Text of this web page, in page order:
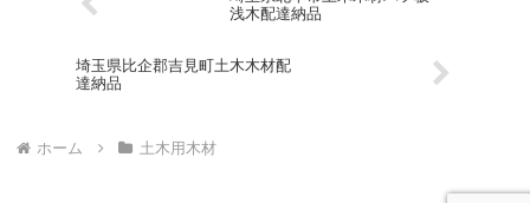
浅木配達納品
埼玉県比企郡吉見町土木木材配
達納品
ホーム 土木用木材